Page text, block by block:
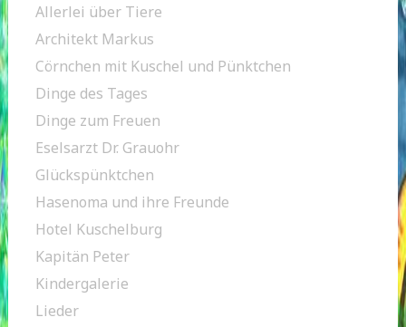
Allerlei über Tiere
Architekt Markus
Cörnchen mit Kuschel und Pünktchen
Dinge des Tages
Dinge zum Freuen
Eselsarzt Dr. Grauohr
Glückspünktchen
Hasenoma und ihre Freunde
Hotel Kuschelburg
Kapitän Peter
Kindergalerie
Lieder